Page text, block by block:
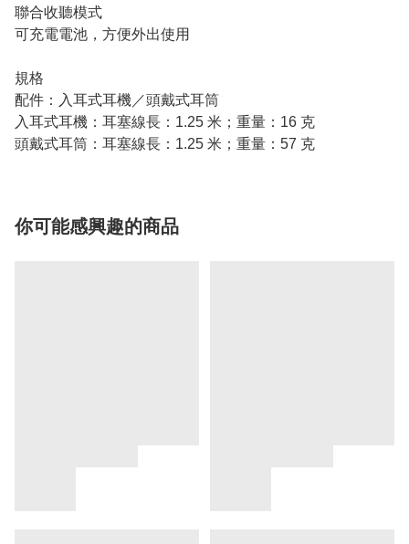
聯合收聽模式
可充電電池，方便外出使用
規格
配件：入耳式耳機／頭戴式耳筒
入耳式耳機：耳塞線長：1.25 米；重量：16 克
頭戴式耳筒：耳塞線長：1.25 米；重量：57 克
你可能感興趣的商品